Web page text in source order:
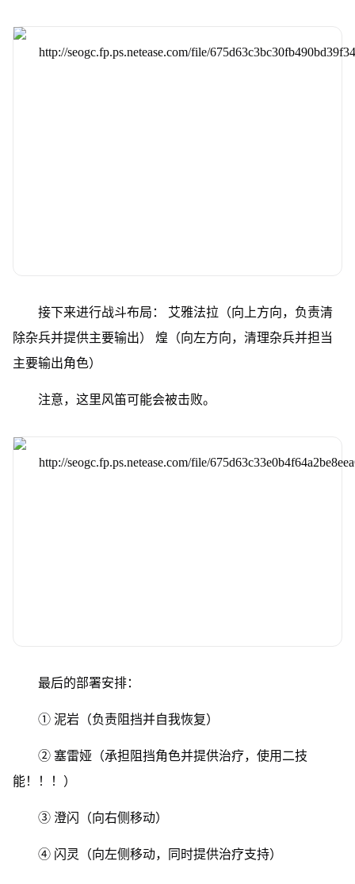
接下来进行战斗布局： 艾雅法拉（向上方向，负责清
除杂兵并提供主要输出） 煌（向左方向，清理杂兵并担当
主要输出角色）
注意，这里风笛可能会被击败。
最后的部署安排：
① 泥岩（负责阻挡并自我恢复）
② 塞雷娅（承担阻挡角色并提供治疗，使用二技
能！！！）
③ 澄闪（向右侧移动）
④ 闪灵（向左侧移动，同时提供治疗支持）